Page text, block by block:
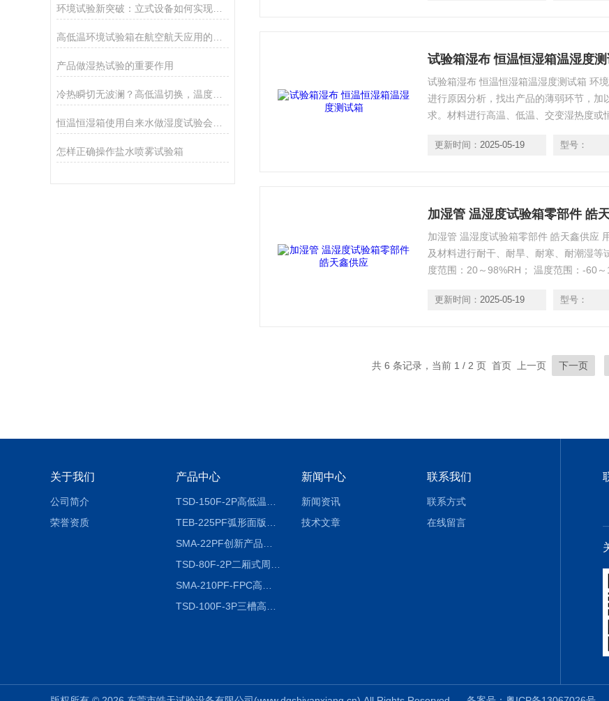
环境试验新突破：立式设备如何实现批量测试的精准革命？
产品做湿热试验的重要作用
怎样正确操作盐水喷雾试验箱
试验箱湿布 恒温恒湿箱温湿度
试验箱湿布 恒温恒湿箱温湿度测试箱 环
进行原因分析，找出产品的薄弱环节，加
求。材料进行高温、低温、交变湿热度或
更新时间： 2025-05-19 型号：
加湿管 温湿度试验箱零部件 皓
加湿管 温湿度试验箱零部件 皓天鑫供应
及材料进行耐干、耐旱、耐寒、耐潮湿
度范围：20～98%RH； 温度范围：-60
更新时间： 2025-05-19 型号：
共 6 条记录，当前 1 / 2 页 首页 上一页 下一页
关于我们
公司简介
荣誉资质
产品中心 新闻中心
新闻资讯
技术文章
联系我们
联系方式
在线留言